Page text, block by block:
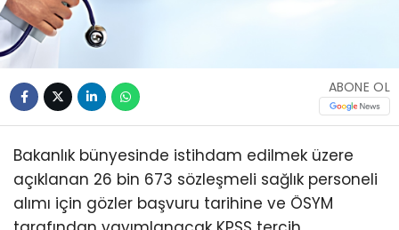
ABONE OL
Bakanlık bünyesinde istihdam edilmek üzere
açıklanan 26 bin 673 sözleşmeli sağlık personeli
alımı için gözler başvuru tarihine ve ÖSYM